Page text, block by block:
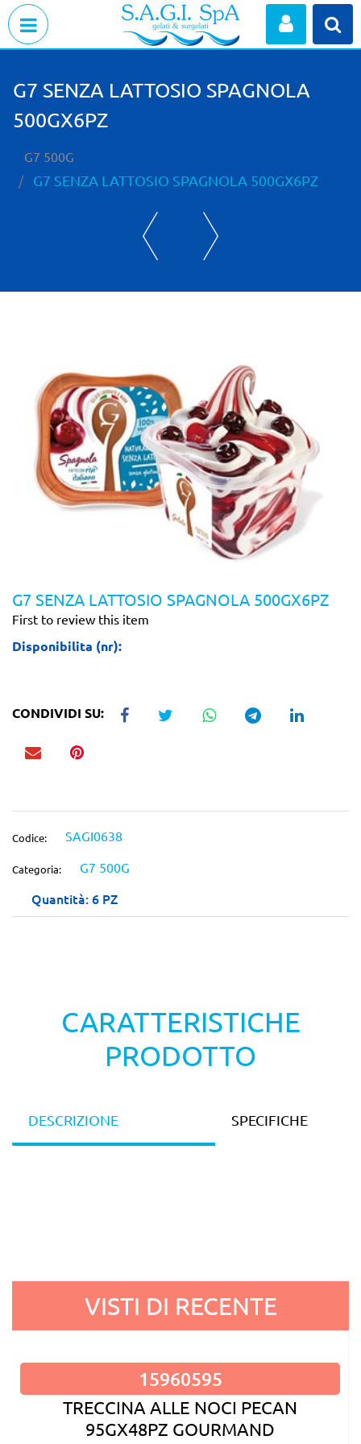
G7 SENZA LATTOSIO SPAGNOLA
500GX6PZ
G7 500G
G7 SENZA LATTOSIO SPAGNOLA 500GX6PZ
G7 SENZA LATTOSIO SPAGNOLA 500GX6PZ
First to review this item
Disponibilita (nr):
CONDIVIDI SU:
Codice: SAGI0638
Categoria: G7 500G
Quantità: 6 PZ
CARATTERISTICHE
PRODOTTO
DESCRIZIONE SPECIFICHE
VISTI DI RECENTE
15960595
TRECCINA ALLE NOCI PECAN
95GX48PZ GOURMAND